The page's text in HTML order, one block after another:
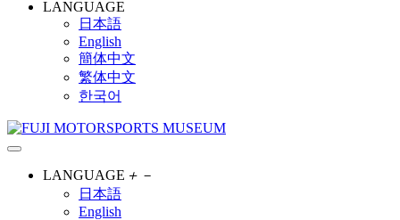
LANGUAGE
日本語
English
簡体中文
繁体中文
한국어
LANGUAGE ＋ －
日本語
English